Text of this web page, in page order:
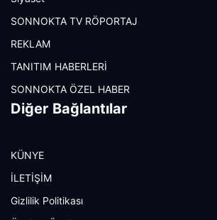
SONNOKTA TV RÖPORTAJ
REKLAM
TANITIM HABERLERİ
SONNOKTA ÖZEL HABER
Diğer Bağlantılar
KÜNYE
İLETİŞİM
Gizlilik Politikası